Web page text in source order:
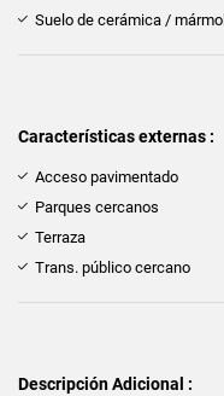
Suelo de cerámica / mármol
Características externas :
Acceso pavimentado
Parques cercanos
Terraza
Trans. público cercano
Descripción Adicional :